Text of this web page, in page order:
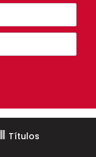
Títulos